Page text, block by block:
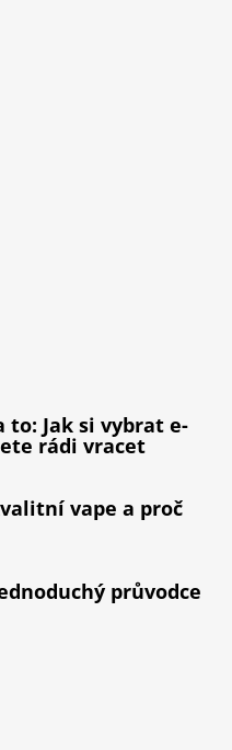
to: Jak si vybrat e-
rádi vracet
vape a proč
průvodce